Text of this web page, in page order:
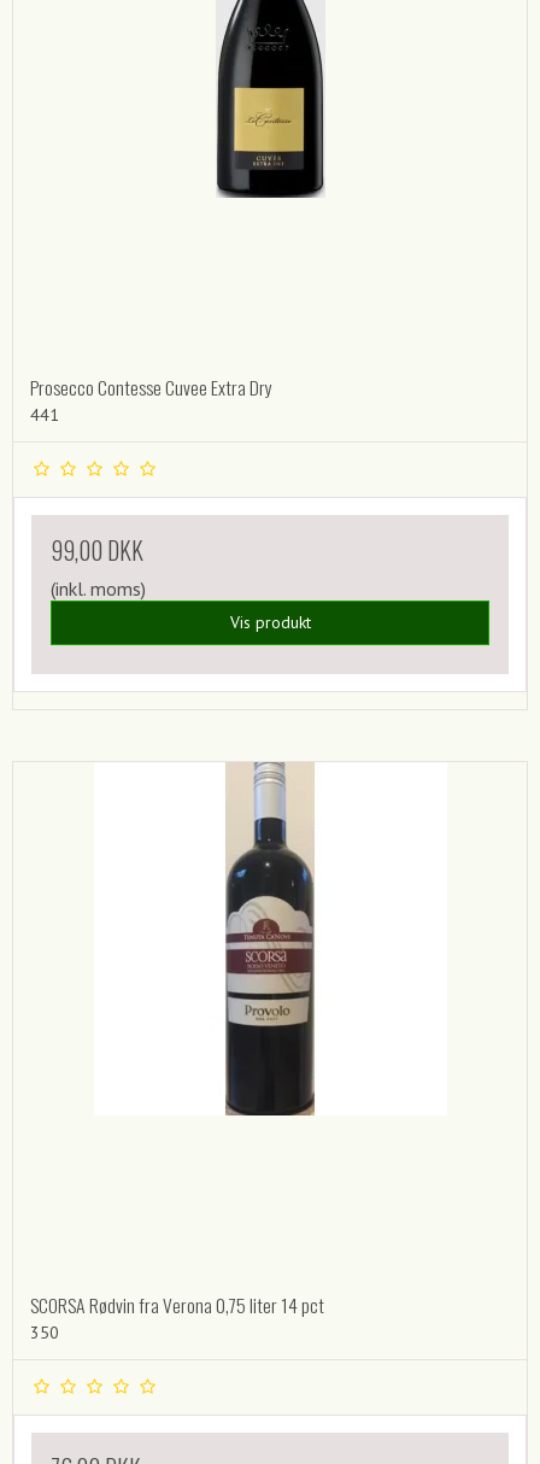
Prosecco Contesse Cuvee Extra Dry
441
99,00 DKK
(inkl. moms)
Vis produkt
SCORSA Rødvin fra Verona 0,75 liter 14 pct
350